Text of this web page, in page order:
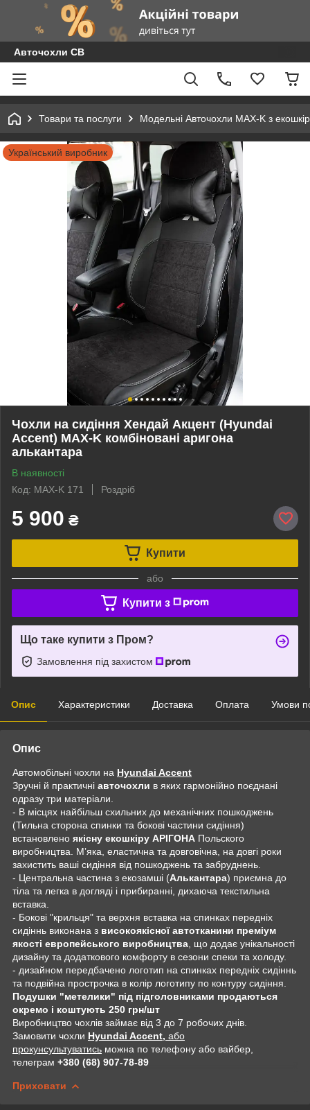
Авточохли СВ
Товари та послуги Модельні Авточохли MAX-K з
Український виробник
Чохли на сидіння Хендай Акцент (Hyundai
Accent) MAX-K комбіновані аригона
алькантара
В наявності
Код: MAX-K 171
Роздріб
5 900 ₴
Купити
або
Купити з
Що таке купити з Пром?
Замовлення під захистом
Опис Характеристики Доставка Оплата Умови
Опис
Автомобільні чохли на Hyundai Accent
Зручні й практичні авточохли в яких гармонійно поєднані
одразу три матеріали.
- В місцях найбільш схильних до механічних пошкоджень
(Тильна сторона спинки та бокові частини сидіння)
встановлено якісну екошкіру АРІГОНА Польского
виробництва. Мʼяка, еластична та довговічна, на довгі роки
захистить ваші сидіння від пошкоджень та забруднень.
- Центральна частина з екозамші (Алькантара) приємна до
тіла та легка в догляді і прибиранні, дихаюча текстильна
вставка.
- Бокові "крильця" та верхня вставка на спинках передніх
сидіннь виконана з високоякісної автотканини преміум
якості европейського виробництва , що додає унікальності
дизайну та додаткового комфорту в сезони спеки та холоду.
- дизайном передбачено логотип на спинках передніх сидіннь
та подвійна прострочка в колір логотипу по контуру сидіння.
Подушки "метелики" під підголовниками продаються
окремо і коштують 250 грн/шт
Виробництво чохлів займає від 3 до 7 робочих днів.
Замовити чохли Hyundai Accent, або
прокунсультуватись можна по телефону або вайбер,
телеграм +380 (68) 907-78-89
Приховати